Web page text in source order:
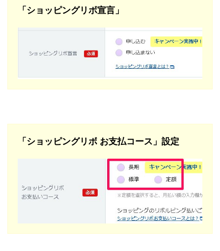
「ショッピングリボ宣言」
「ショッピングリボ お支払コース」設定